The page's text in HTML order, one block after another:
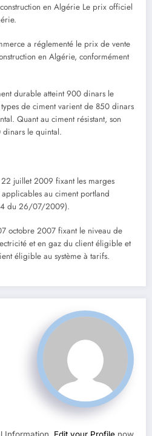
en Algérie Le prix officiel
a réglementé le prix de vente
en Algérie, conformément
durable atteint 900 dinars le
de ciment varient de 850 dinars
Quant au ciment résistant, son
dinars le quintal.
juillet 2009 fixant les marges
au ciment portland
du 26/07/2009).
octobre 2007 fixant le niveau de
et en gaz du client éligible et
éligible au système à tarifs.